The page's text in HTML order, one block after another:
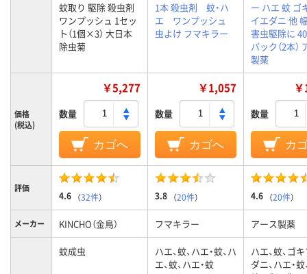
蚊取り 駆除 殺虫剤
ワンプッシュ 1セッ
ト（1個×3） 大日本
除虫菊
1本 殺虫剤 蚊・ハ
エ ワンプッシュ
虫よけ フマキラー
ー ハエ 蚊 ゴ
イエダニ 他
害虫駆除に
パック（2本）
製薬
価格
(税込)
￥5,277
数量
カゴへ
￥1,057
数量
カゴへ
数量
カ
評価
4.6 （32件） 3.8 （20件） 4.6 （20件）
メーカー KINCHO（金鳥） フマキラー アース製薬
蚊成虫
ハエ、蚊、ハエ・蚊、ハ
エ、蚊、ハエ・蚊
ハエ、蚊、ゴ
ダニ、ハエ・蚊